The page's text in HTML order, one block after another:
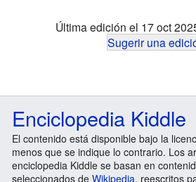
Última edición el 17 oct
Sugerir una
Enciclopedia Kiddle
El contenido está disponible bajo la
menos que se indique lo contrario. Los
enciclopedia Kiddle se basan en
seleccionados de Wikipedia, reescritos